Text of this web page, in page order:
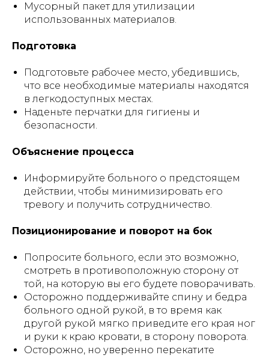
Мусорный пакет для утилизации
использованных материалов.
Подготовка
Подготовьте рабочее место, убедившись,
что все необходимые материалы находятся
в легкодоступных местах.
Наденьте перчатки для гигиены и
безопасности.
Объяснение процесса
Информируйте больного о предстоящем
действии, чтобы минимизировать его
тревогу и получить сотрудничество.
Позиционирование и поворот на бок
Попросите больного, если это возможно,
смотреть в противоположную сторону от
той, на которую вы его будете поворачивать.
Осторожно поддерживайте спину и бедра
больного одной рукой, в то время как
другой рукой мягко приведите его края ног
и руки к краю кровати, в сторону поворота.
Осторожно, но уверенно перекатите